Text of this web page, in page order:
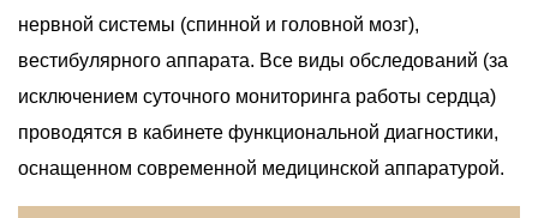
нервной системы (спинной и головной мозг),
вестибулярного аппарата. Все виды обследований (за
исключением суточного мониторинга работы сердца)
проводятся в кабинете функциональной диагностики,
оснащенном современной медицинской аппаратурой.